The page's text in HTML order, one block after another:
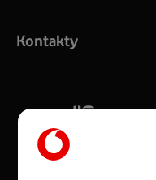
silný signál pro celou
Více o COMPAL
Kontakty